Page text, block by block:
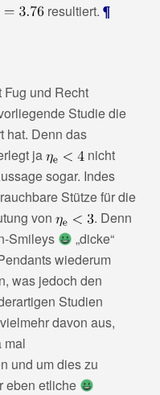
resultiert. ¶
und Recht
Studie die
hat. Denn das
ja
nicht
sogar. Indes
Stütze für die
von
. Denn
Smileys
„dicke“
wiederum
was jedoch den
Studien
davon aus,
mal
und um dies zu
eben etliche